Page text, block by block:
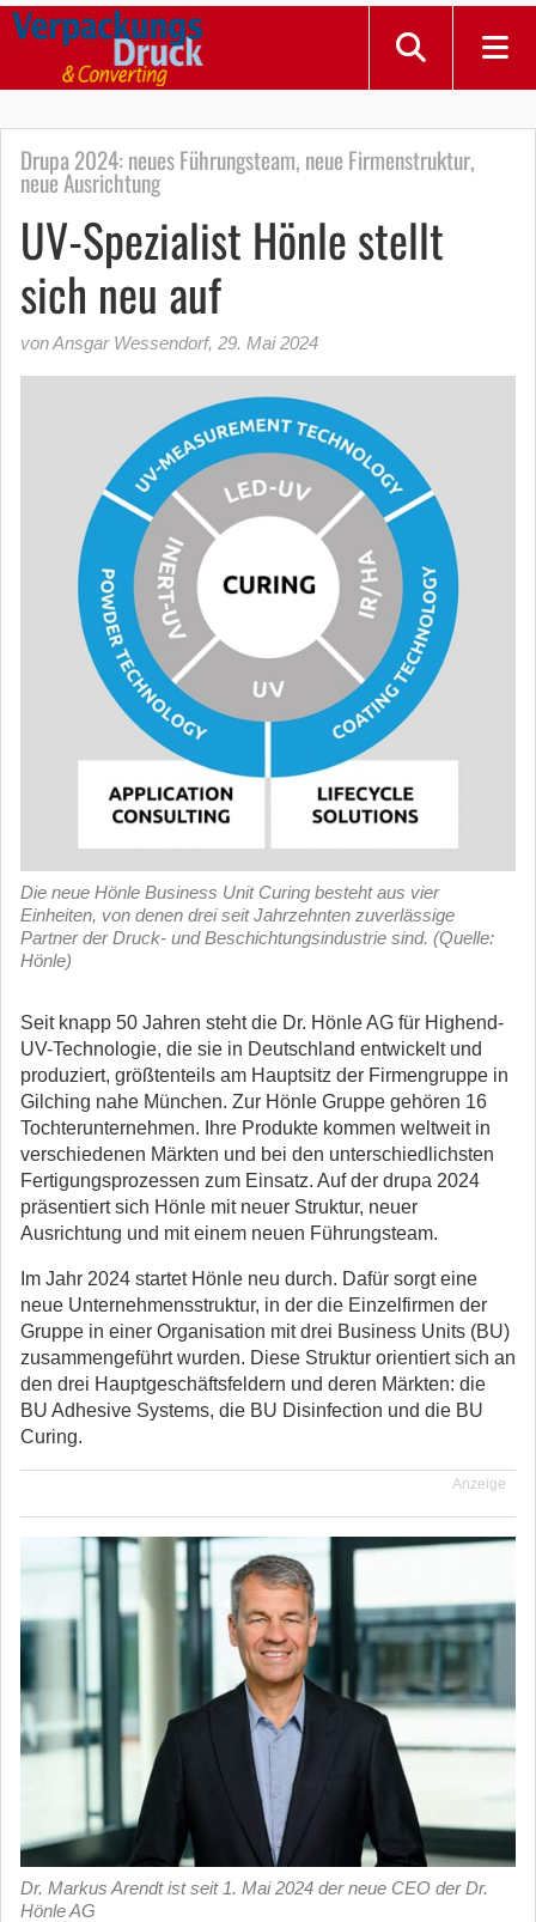
Drupa 2024: neues Führungsteam, neue Firmenstruktur,
neue Ausrichtung
UV-Spezialist Hönle stellt
sich neu auf
von Ansgar Wessendorf, 29. Mai 2024
Die neue Hönle Business Unit Curing besteht aus vier
Einheiten, von denen drei seit Jahrzehnten zuverlässige
Partner der Druck- und Beschichtungsindustrie sind. (Quelle:
Hönle)
Seit knapp 50 Jahren steht die Dr. Hönle AG für Highend-
UV-Technologie, die sie in Deutschland entwickelt und
produziert, größtenteils am Hauptsitz der Firmengruppe in
Gilching nahe München. Zur Hönle Gruppe gehören 16
Tochterunternehmen. Ihre Produkte kommen weltweit in
verschiedenen Märkten und bei den unterschiedlichsten
Fertigungsprozessen zum Einsatz. Auf der drupa 2024
präsentiert sich Hönle mit neuer Struktur, neuer
Ausrichtung und mit einem neuen Führungsteam.
Im Jahr 2024 startet Hönle neu durch. Dafür sorgt eine
neue Unternehmensstruktur, in der die Einzelfirmen der
Gruppe in einer Organisation mit drei Business Units (BU)
zusammengeführt wurden. Diese Struktur orientiert sich an
den drei Hauptgeschäftsfeldern und deren Märkten: die
BU Adhesive Systems, die BU Disinfection und die BU
Curing.
Anzeige
Dr. Markus Arendt ist seit 1. Mai 2024 der neue CEO der Dr.
Hönle AG